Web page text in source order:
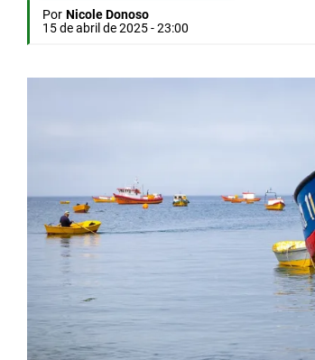
Por Nicole Donoso
15 de abril de 2025 - 23:00